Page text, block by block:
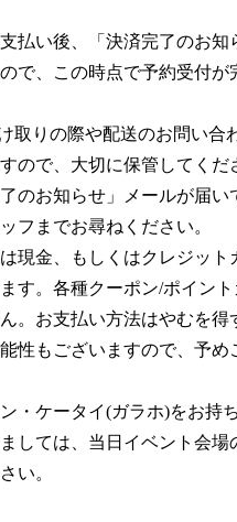
払い後、「決済完了のお知
で、この時点で予約受付が
取りの際や配送のお問い合
ので、大切に保管してくだ
のお知らせ」メールが届い
フまでお尋ねください。
現金、もしくはクレジット
す。各種クーポン/ポイン
。お支払い方法はやむを得
性もございますので、予め
・ケータイ(ガラホ)をお持
しては、当日イベント会場
い。